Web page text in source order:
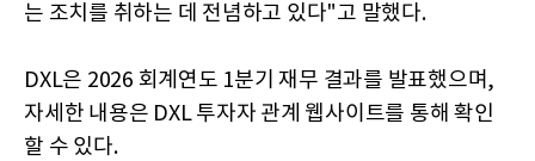
는 조치를 취하는 데 전념하고 있다"고 말했다.
DXL은 2026 회계연도 1분기 재무 결과를 발표했으며,
자세한 내용은 DXL 투자자 관계 웹사이트를 통해 확인
할 수 있다.